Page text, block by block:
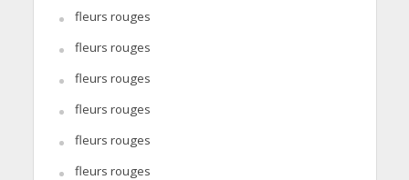
fleurs rouges
fleurs rouges
fleurs rouges
fleurs rouges
fleurs rouges
fleurs rouges